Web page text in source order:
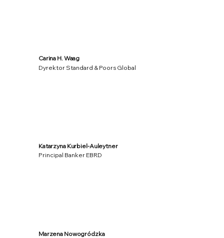
Carina H. Waag
Dyrektor Standard & Poors Global
Katarzyna Kurbiel-Auleytner
Principal Banker EBRD
Marzena Nowogródzka